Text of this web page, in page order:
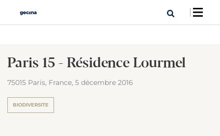
Paris 15 - Résidence Lourmel
75015 Paris, France, 5 décembre 2016
BIODIVERSITE